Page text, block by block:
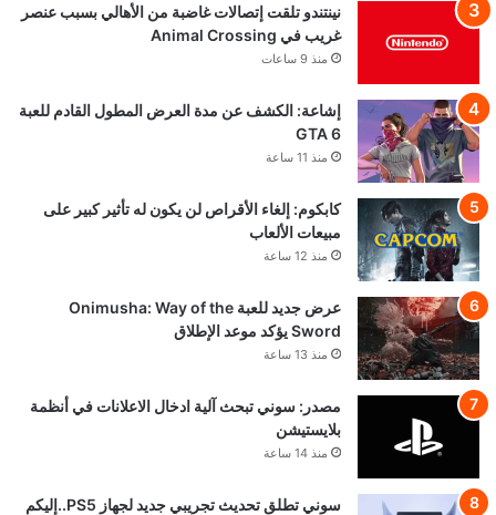
نينتندو تلقت إتصالات غاضبة من الأهالي بسبب عنصر
غريب في Animal Crossing
منذ 9 ساعات
إشاعة: الكشف عن مدة العرض المطول القادم للعبة
GTA 6
منذ 11 ساعة
كابكوم: إلغاء الأقراص لن يكون له تأثير كبير على
مبيعات الألعاب
منذ 12 ساعة
عرض جديد للعبة Onimusha: Way of the
Sword يؤكد موعد الإطلاق
منذ 13 ساعة
مصدر: سوني تبحث آلية ادخال الاعلانات في أنظمة
بلايستيشن
منذ 14 ساعة
سوني تطلق تحديث تجريبي جديد لجهاز PS5..إليكم